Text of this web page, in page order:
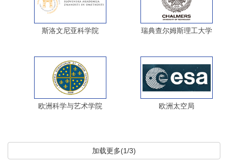
斯洛文尼亚科学院 瑞典查尔姆斯理工大学
欧洲科学与艺术学院 欧洲太空局
加载更多(1/3)